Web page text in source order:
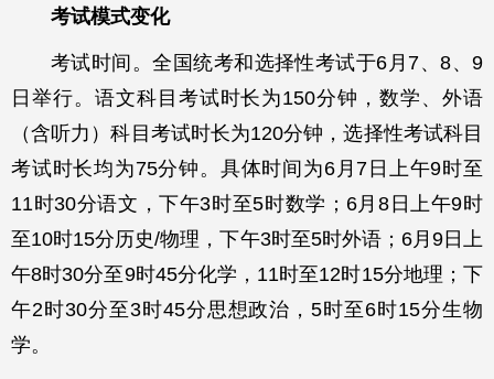
考试模式变化
考试时间。全国统考和选择性考试于6月7、8、9
日举行。语文科目考试时长为150分钟，数学、外语
（含听力）科目考试时长为120分钟，选择性考试科目
考试时长均为75分钟。具体时间为6月7日上午9时至
11时30分语文，下午3时至5时数学；6月8日上午9时
至10时15分历史/物理，下午3时至5时外语；6月9日上
午8时30分至9时45分化学，11时至12时15分地理；下
午2时30分至3时45分思想政治，5时至6时15分生物
学。